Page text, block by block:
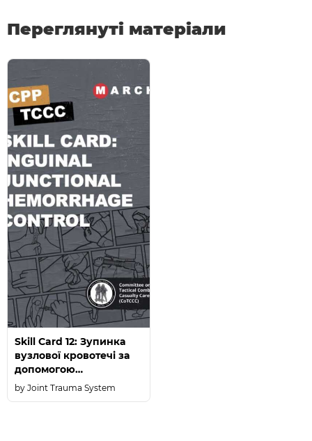
Переглянуті матеріали
Skill Card 12: Зупинка
вузлової кровотечі за
допомогою
імповізованого
пристрою для
Joint Trauma System